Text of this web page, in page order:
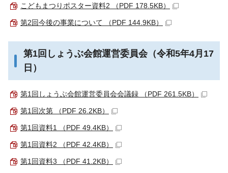
こどもまつりポスター資料2 （PDF 178.5KB）
第2回今後の事業について （PDF 144.9KB）
第1回しょうぶ会館運営委員会（令和5年4月17
日）
第1回しょうぶ会館運営委員会会議録 （PDF 261.5KB）
第1回次第 （PDF 26.2KB）
第1回資料1 （PDF 49.4KB）
第1回資料2 （PDF 42.4KB）
第1回資料3 （PDF 41.2KB）